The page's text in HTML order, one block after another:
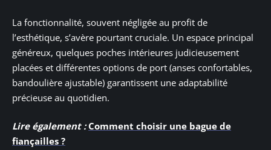
La fonctionnalité, souvent négligée au profit de
l’esthétique, s’avère pourtant cruciale. Un espace principal
généreux, quelques poches intérieures judicieusement
placées et différentes options de port (anses confortables,
bandoulière ajustable) garantissent une adaptabilité
précieuse au quotidien.
Lire également : Comment choisir une bague de
fiançailles ?